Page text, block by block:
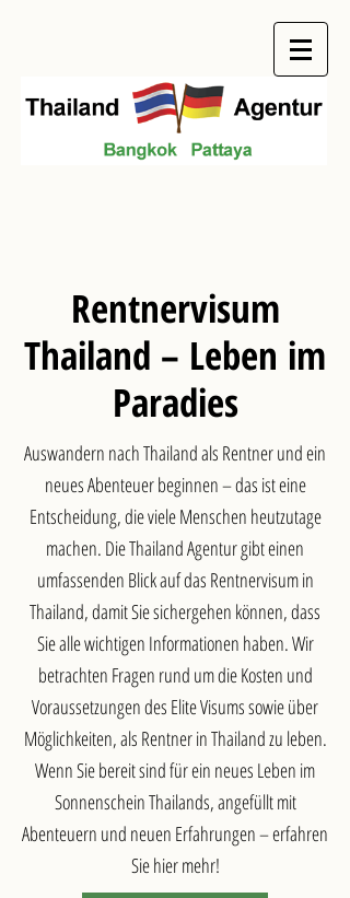
Rentnervisum
Thailand – Leben im
Paradies
Auswandern nach Thailand als Rentner und ein
neues Abenteuer beginnen – das ist eine
Entscheidung, die viele Menschen heutzutage
machen. Die Thailand Agentur gibt einen
umfassenden Blick auf das Rentnervisum in
Thailand, damit Sie sichergehen können, dass
Sie alle wichtigen Informationen haben. Wir
betrachten Fragen rund um die Kosten und
Voraussetzungen des Elite Visums sowie über
Möglichkeiten, als Rentner in Thailand zu leben.
Wenn Sie bereit sind für ein neues Leben im
Sonnenschein Thailands, angefüllt mit
Abenteuern und neuen Erfahrungen – erfahren
Sie hier mehr!